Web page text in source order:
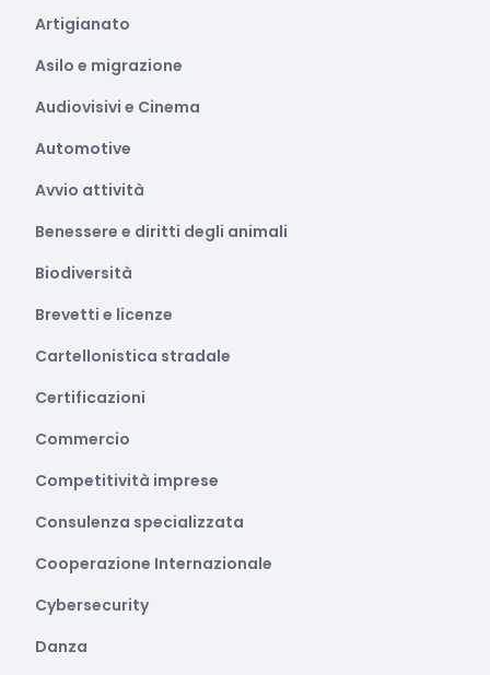
Artigianato
Asilo e migrazione
Audiovisivi e Cinema
Automotive
Avvio attività
Benessere e diritti degli animali
Biodiversità
Brevetti e licenze
Cartellonistica stradale
Certificazioni
Commercio
Competitività imprese
Consulenza specializzata
Cooperazione Internazionale
Cybersecurity
Danza